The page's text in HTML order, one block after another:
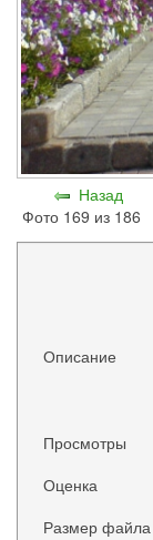
Назад
Фото 169 из 186
Описание
Просмотры
Оценка
Размер файла